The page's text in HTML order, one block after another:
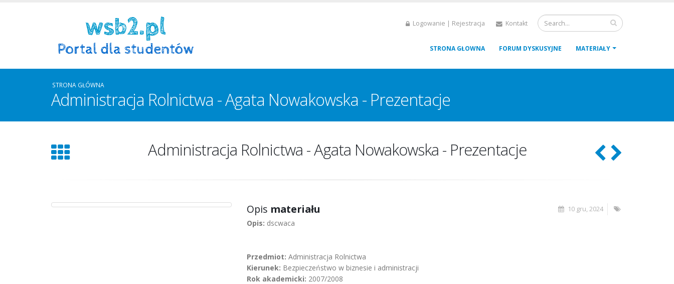
Logowanie | Rejestracja Kontakt
STRONA GŁOWNA FORUM DYSKUSYJNE MATERIAŁY
STRONA GŁÓWNA
Administracja Rolnictwa - Agata Nowakowska - Prezentacje
Administracja Rolnictwa - Agata Nowakowska - Prezentacje
10 gru, 2024
Opis materiału
Opis: dscwaca
Przedmiot: Administracja Rolnictwa
Kierunek: Bezpieczeństwo w biznesie i administracji
Rok akademicki: 2007/2008